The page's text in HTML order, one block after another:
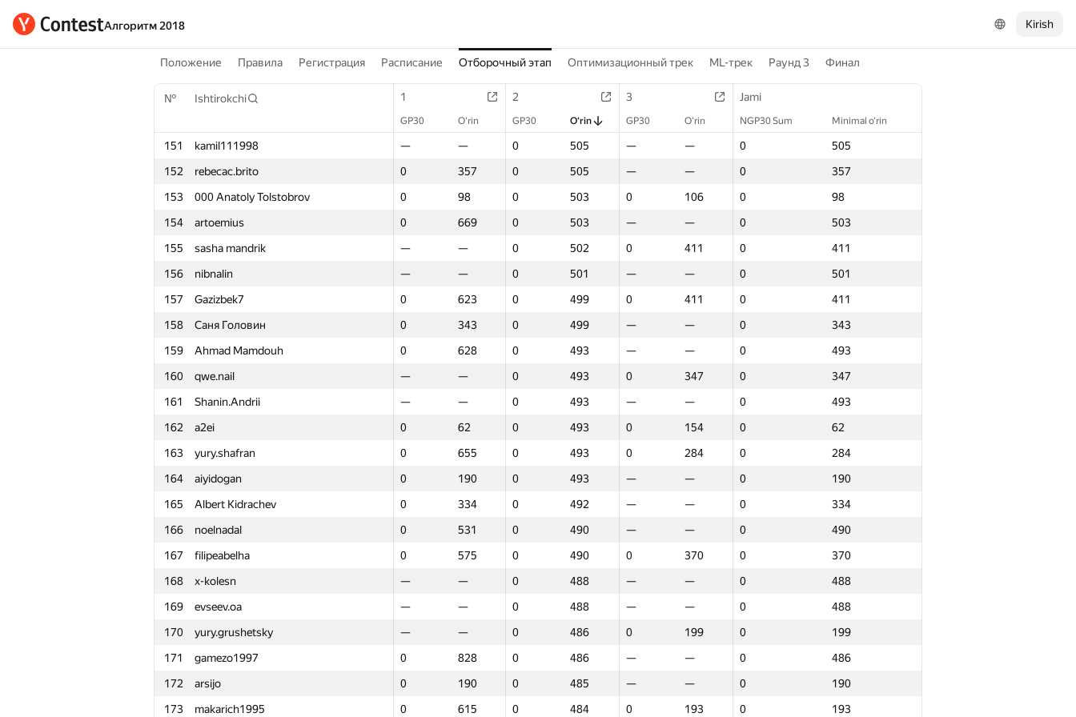
Алгоритм 2018 Kirish
Положение Правила Регистрация Расписание Отборочный этап Оптимизационный трек ML-трек Раунд 3 Финал
№ Ishtirokchi 1 2 3 Jami
GP30 O‘rin GP30 O‘rin GP30 O‘rin NGP30 Sum Minimal o‘rin
151 kamil111998 — — 0 505 — — 0
505
152
rebecac.brito 0 357 0 505 — — 0
357
153
000 Anatoly Tolstobrov 0 98 0 503 0 106 0
98
154
artoemius 0 669 0 503 — — 0
503
155
sasha mandrik — — 0 502 0 411 0
411
156
nibnalin — — 0 501 — — 0
501
157
Gazizbek7 0 623 0 499 0 411 0
411
158
Саня Головин 0 343 0 499 — — 0
343
159
Ahmad Mamdouh 0 628 0 493 — — 0
493
160
qwe.nail — — 0 493 0 347 0
347
161
Shanin.Andrii — — 0 493 — — 0
493
162
a2ei 0 62 0 493 0 154 0
62
163
yury.shafran 0 655 0 493 0 284 0
284
164
aiyidogan 0 190 0 493 — — 0
190
165
Albert Kidrachev 0 334 0 492 — — 0
334
166
noelnadal 0 531 0 490 — — 0
490
167
filipeabelha 0 575 0 490 0 370 0
370
168
x-kolesn — — 0 488 — — 0
488
169
evseev.oa — — 0 488 — — 0
488
170
yury.grushetsky — — 0 486 0 199 0
199
171
gamezo1997 0 828 0 486 — — 0
486
172
arsijo 0 190 0 485 — — 0
190
173
makarich1995 0 615 0 484 0 193 0
193
Ishtirokchi 1 2 Jami
GP30 O‘rin GP30 O‘rin GP30 O‘rin NGP30 Sum Minimal o‘rin